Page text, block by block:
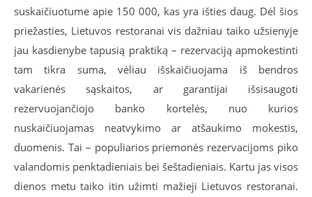
suskaičiuotume apie 150 000, kas yra išties daug. Dėl šios
priežasties, Lietuvos restoranai vis dažniau taiko užsienyje
jau kasdienybe tapusią praktiką – rezervaciją apmokestinti
tam tikra suma, vėliau išskaičiuojama iš bendros
vakarienės sąskaitos, ar garantijai išsisaugoti
rezervuojančiojo banko kortelės, nuo kurios
nuskaičiuojamas neatvykimo ar atšaukimo mokestis,
duomenis. Tai – populiarios priemonės rezervacijoms piko
valandomis penktadieniais bei šeštadieniais. Kartu jas visos
dienos metu taiko itin užimti mažieji Lietuvos restoranai.